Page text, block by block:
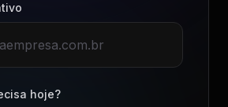
hoje?